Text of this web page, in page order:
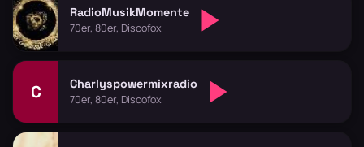
RadioMusikMomente
70er, 80er, Discofox
C Charlyspowermixradio
70er, 80er, Discofox